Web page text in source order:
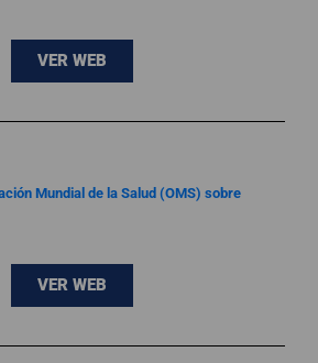
VER WEB
Mundial de la Salud (OMS) sobre
VER WEB